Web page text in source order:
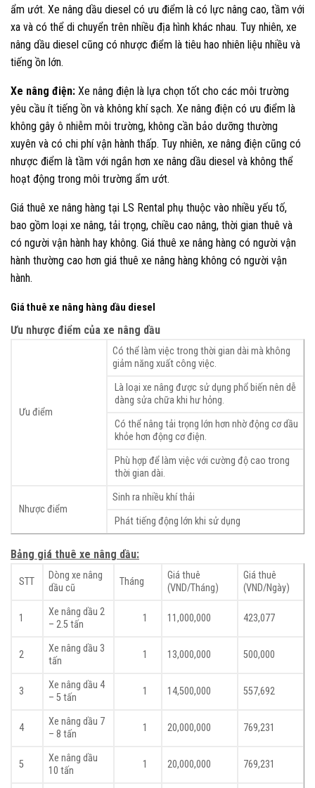
ẩm ướt. Xe nâng dầu diesel có ưu điểm là có lực nâng cao, tầm với
xa và có thể di chuyển trên nhiều địa hình khác nhau. Tuy nhiên, xe
nâng dầu diesel cũng có nhược điểm là tiêu hao nhiên liệu nhiều và
tiếng ồn lớn.
Xe nâng điện: Xe nâng điện là lựa chọn tốt cho các môi trường
yêu cầu ít tiếng ồn và không khí sạch. Xe nâng điện có ưu điểm là
không gây ô nhiễm môi trường, không cần bảo dưỡng thường
xuyên và có chi phí vận hành thấp. Tuy nhiên, xe nâng điện cũng có
nhược điểm là tầm với ngắn hơn xe nâng dầu diesel và không thể
hoạt động trong môi trường ẩm ướt.
Giá thuê xe nâng hàng tại LS Rental phụ thuộc vào nhiều yếu tố,
bao gồm loại xe nâng, tải trọng, chiều cao nâng, thời gian thuê và
có người vận hành hay không. Giá thuê xe nâng hàng có người vận
hành thường cao hơn giá thuê xe nâng hàng không có người vận
hành.
Giá thuê xe nâng hàng dầu diesel
Ưu nhược điểm của xe nâng dầu
Ưu điểm
Có thể làm việc trong thời gian dài mà không
giảm năng xuất công việc.
Là loại xe nâng được sử dụng phổ biến nên dễ
dàng sửa chữa khi hư hỏng.
Có thể nâng tải trọng lớn hơn nhờ động cơ dầu
khỏe hơn động cơ điện.
Phù hợp để làm việc với cường độ cao trong
thời gian dài.
Nhược điểm
Sinh ra nhiều khí thải
Phát tiếng động lớn khi sử dụng
Bảng giá thuê xe nâng dầu:
STT
Dòng xe nâng
dầu cũ
Tháng
Giá thuê
(VND/Tháng)
Giá thuê
(VND/Ngày)
1
Xe nâng dầu 2
– 2.5 tấn
1 11,000,000 423,077
2
Xe nâng dầu 3
tấn
1 13,000,000 500,000
3
Xe nâng dầu 4
– 5 tấn
1 14,500,000 557,692
4
Xe nâng dầu 7
– 8 tấn
1 20,000,000 769,231
5
Xe nâng dầu
10 tấn
1 20,000,000 769,231